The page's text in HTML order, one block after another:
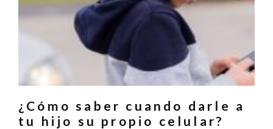
¿Cómo saber cuando darle a
tu hijo su propio celular?